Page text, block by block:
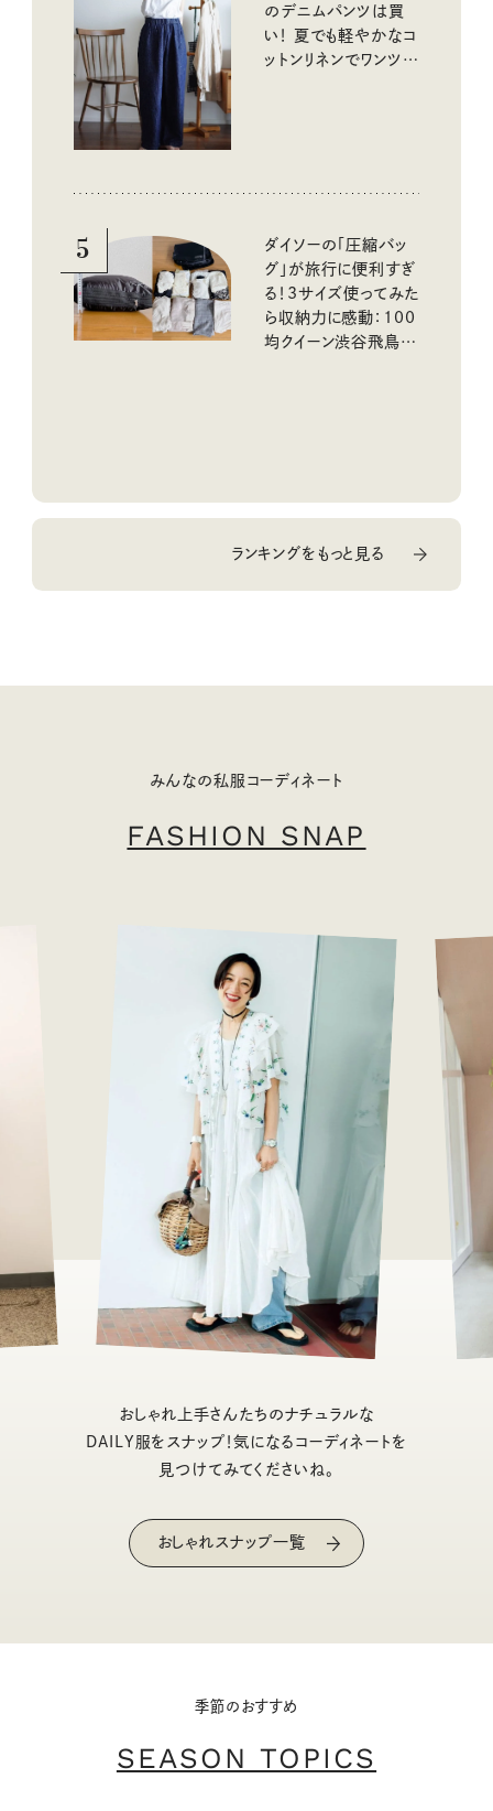
のデニムパンツは買
い！ 夏でも軽やかなコ
ットンリネンでワンツー
5
ダイソーの「圧縮バッ
グ」が旅行に便利すぎ
る！3サイズ使ってみた
ら収納力に感動：100
均クイーン渋谷飛鳥の
ランキングをもっと見る
みんなの私服コーディネート
FASHION SNAP
おしゃれ上手さんたちのナチュラルな
DAILY服をスナップ！気になるコーディネートを
見つけてみてくださいね。
おしゃれスナップ一覧
季節のおすすめ
SEASON TOPICS